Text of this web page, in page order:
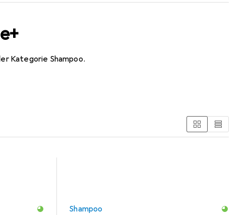
Kategorie Shampoo.
Shampoo